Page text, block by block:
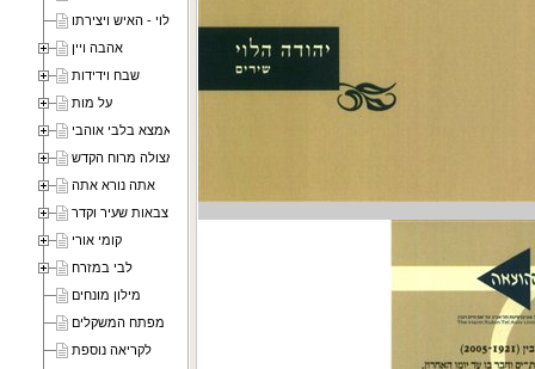
רבי יהודה הלוי - האיש ויצירתו
אהבה ויין
שבח וידידות
על מות
אמצא בלבי אוהבי
אצולה מרוח הקדש
אתה נורא אתה
בין צבאות שעיר וקדר
קומי אורי
לבי במזרח
מילון מונחים
מפתח המשקלים
לקריאה נוספת